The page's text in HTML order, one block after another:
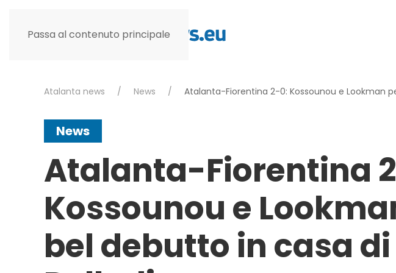
Passa al contenuto principale
Atalanta news News Atalanta-Fiorentina 2-0: Kossounou e Lookman
News
Atalanta-Fiorentina
Kossounou e
bel debutto in casa di